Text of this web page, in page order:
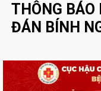
THÔNG BÁO
ĐÁN BÍNH